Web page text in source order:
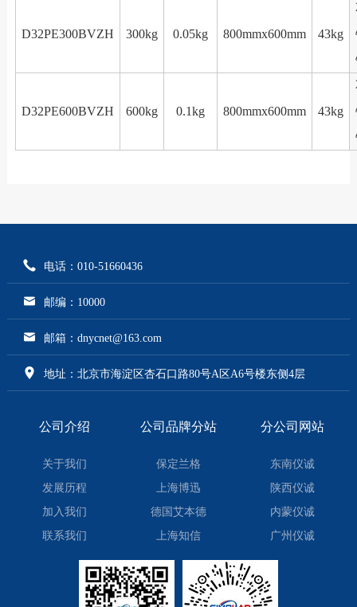
D32PE300BVZH 300kg 0.05kg 800mmx600mm 43kg
D32PE600BVZH 600kg 0.1kg 800mmx600mm 43kg
电话：010-51660436
邮编：10000
邮箱：dnycnet@163.com
地址：北京市海淀区杏石口路80号A区A6号楼东侧4层
公司介绍
关于我们
发展历程
加入我们
联系我们
公司品牌分站
保定兰格
上海博迅
德国艾本德
上海知信
分公司网站
东南仪诚
陕西仪诚
内蒙仪诚
广州仪诚